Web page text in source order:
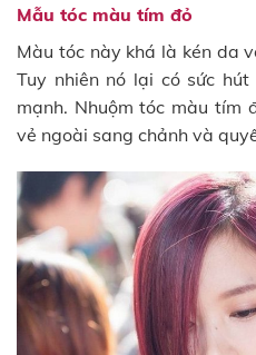
Mẫu tóc màu tím đỏ
Màu tóc này khá là kén da
Tuy nhiên nó lại có sức
mạnh. Nhuộm tóc màu tím
vẻ ngoài sang chảnh và